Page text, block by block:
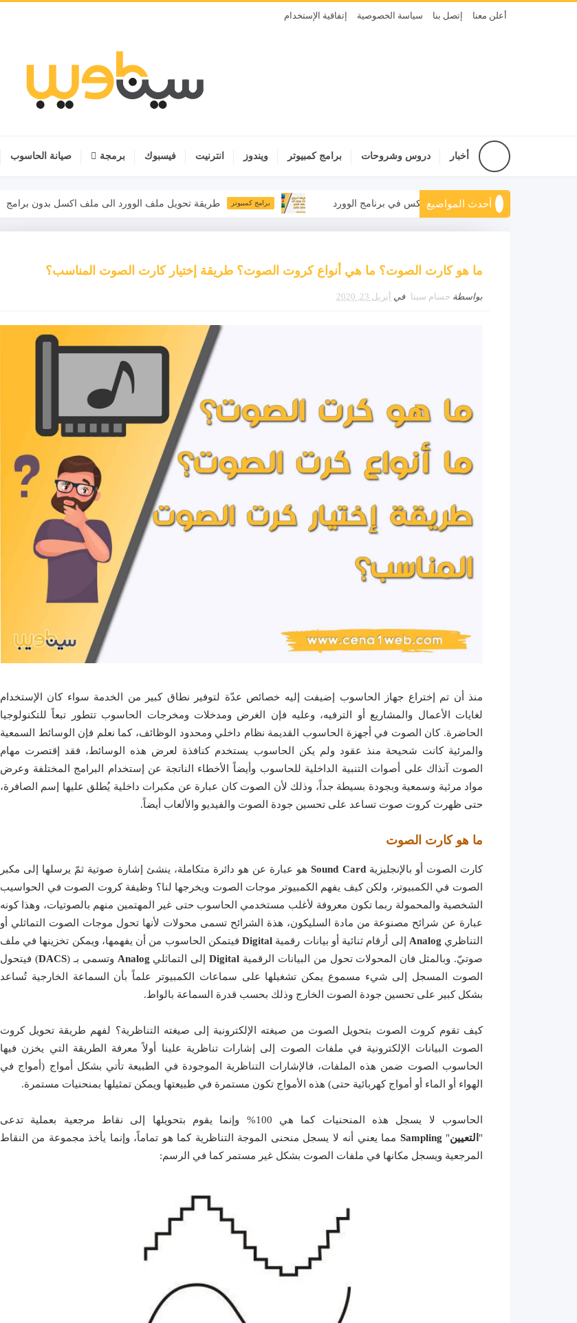
أعلن معنا إتصل بنا سياسة الخصوصية إتفاقية الإستخدام
أخبار دروس وشروحات برامج كمبيوتر ويندوز انترنيت فيسبوك برمجة صيانة الحاسوب
أحدث المواضيع
الإنجليزية إلى العربية وبالعكس في برنامج الوورد برامج كمبيوتر طريقة تحويل ملف الوورد الى ملف اكسل بدون برامج
ما هو كارت الصوت؟ ما هي أنواع كروت الصوت؟ طريقة إختيار كارت الصوت المناسب؟
بواسطة حسام سينا في أبريل 23, 2020
منذ أن تم إختراع جهاز الحاسوب إضيفت إليه خصائص عدّة لتوفير نطاق كبير من الخدمة سواء كان الإستخدام
لغايات الأعمال والمشاريع أو الترفيه، وعليه فإن الغرض ومدخلات ومخرجات الحاسوب تتطور تبعاً للتكنولوجيا
الحاضرة. كان الصوت في أجهزة الحاسوب القديمة نظام داخلي ومحدود الوظائف، كما نعلم فإن الوسائط السمعية
والمرئية كانت شحيحة منذ عقود ولم يكن الحاسوب يستخدم كنافذة لعرض هذه الوسائط، فقد إقتصرت مهام
الصوت آنذاك على أصوات التنبية الداخلية للحاسوب وأيضاً الأخطاء الناتجة عن إستخدام البرامج المختلفة وعرض
مواد مرئية وسمعية وبجودة بسيطة جداً، وذلك لأن الصوت كان عبارة عن مكبرات داخلية يُطلق عليها إسم الصافرة،
حتى ظهرت كروت صوت تساعد على تحسين جودة الصوت والفيديو والألعاب أيضاً.
ما هو كارت الصوت
كارت الصوت أو بالإنجليزيةSound Cardهو عبارة عن هو دائرة متكاملة، ينشئ إشارة صوتية ثمّ يرسلها إلى مكبر
الصوت في الكمبيوتر، ولكن كيف يفهم الكمبيوتر موجات الصوت ويخرجها لنا؟ وظيفة كروت الصوت في الحواسيب
الشخصية والمحمولة ربما تكون معروفة لأغلب مستخدمي الحاسوب حتى غير المهتمين منهم بالصوتيات، وهذا كونه
عبارة عن شرائح مصنوعة من مادة السليكون، هذة الشرائح تسمى محولات لأنها تحول موجات الصوت التماثلي أو
التناظري Analog إلى أرقام ثنائية أو بيانات رقمية Digital فيتمكن الحاسوب من أن يفهمها، ويمكن تخزينها في ملف
صوتيّ. وبالمثل فان المحولات تحول من البيانات الرقمية Digital إلى التماثلي Analog وتسمى بـ (
DACS) فيتحول
الصوت المسجل إلى شيء مسموع يمكن تشغيلها على سماعات الكمبيوتر علماً بأن السماعة الخارجية تُساعد
بشكل كبير على تحسين جودة الصوت الخارج وذلك بحسب قدرة السماعة بالواط.
كيف تقوم كروت الصوت بتحويل الصوت من صيغته الإلكترونية إلى صيغته التناظرية؟ لفهم طريقة تحويل كروت
الصوت البيانات الإلكترونية في ملفات الصوت إلى إشارات تناظرية علينا أولاً معرفة الطريقة التي يخزن فيها
الحاسوب الصوت ضمن هذه الملفات، فالإشارات التناظرية الموجودة في الطبيعة تأتي بشكل أمواج (أمواج في
الهواء أو الماء أو أمواج كهربائية حتى) هذه الأمواج تكون مستمرة في طبيعتها ويمكن تمثيلها بمنحنيات مستمرة.
الحاسوب لا يسجل هذه المنحنيات كما هي 100% وإنما يقوم بتحويلها إلى نقاط مرجعية بعملية تدعى
" التعيين"
Sampling مما يعني أنه لا يسجل منحنى الموجة التناظرية كما هو تماماً، وإنما يأخذ مجموعة من النقاط
المرجعية ويسجل مكانها في ملفات الصوت بشكل غير مستمر كما في الرسم: